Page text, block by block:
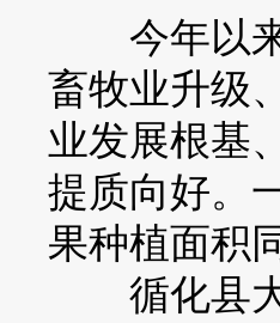
今年以来
畜牧业升级
业发展根基
提质向好。
果种植面积
循化县大